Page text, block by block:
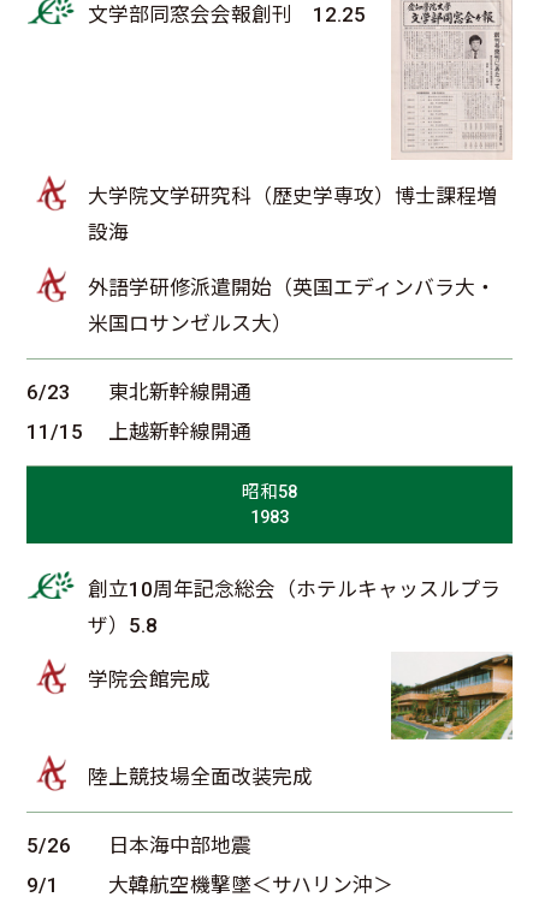
文学部同窓会会報創刊 12.25
大学院文学研究科（歴史学専攻）博士課程増
設海
外語学研修派遣開始（英国エディンバラ大・
米国ロサンゼルス大）
6/23
東北新幹線開通
11/15
上越新幹線開通
昭和58
1983
創立10周年記念総会（ホテルキャッスルプラ
ザ）5.8
学院会館完成
陸上競技場全面改装完成
5/26
日本海中部地震
9/1
大韓航空機撃墜＜サハリン沖＞